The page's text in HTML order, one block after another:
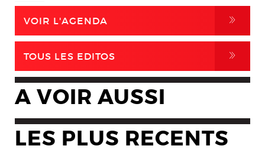
VOIR L'AGENDA ,
TOUS LES EDITOS ,
A VOIR AUSSI
LES PLUS RECENTS